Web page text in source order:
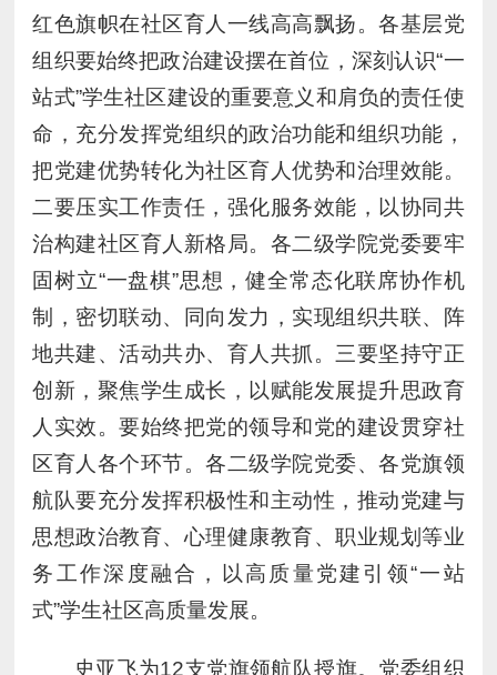
红色旗帜在社区育人一线高高飘扬。各基层党
组织要始终把政治建设摆在首位，深刻认识“一
站式”学生社区建设的重要意义和肩负的责任使
命，充分发挥党组织的政治功能和组织功能，
把党建优势转化为社区育人优势和治理效能。
二要压实工作责任，强化服务效能，以协同共
治构建社区育人新格局。各二级学院党委要牢
固树立“一盘棋”思想，健全常态化联席协作机
制，密切联动、同向发力，实现组织共联、阵
地共建、活动共办、育人共抓。三要坚持守正
创新，聚焦学生成长，以赋能发展提升思政育
人实效。要始终把党的领导和党的建设贯穿社
区育人各个环节。各二级学院党委、各党旗领
航队要充分发挥积极性和主动性，推动党建与
思想政治教育、心理健康教育、职业规划等业
务工作深度融合，以高质量党建引领“一站
式”学生社区高质量发展。
史亚飞为12支党旗领航队授旗。党委组织